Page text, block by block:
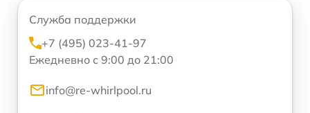
Служба поддержки
+7 (495) 023-41-97
Ежедневно с 9:00 до 21:00
info@re-whirlpool.ru